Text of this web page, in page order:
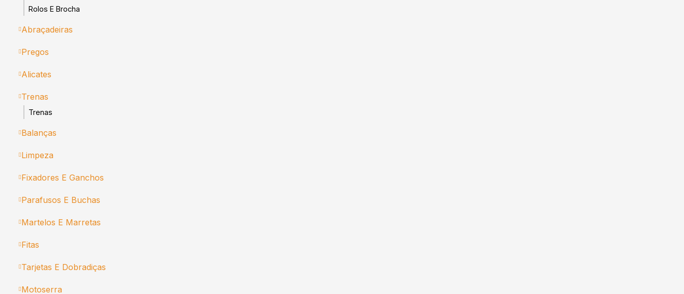
Rolos E Brocha
Abraçadeiras
Pregos
Alicates
Trenas
Trenas
Balanças
Limpeza
Fixadores E Ganchos
Parafusos E Buchas
Martelos E Marretas
Fitas
Tarjetas E Dobradiças
Motoserra